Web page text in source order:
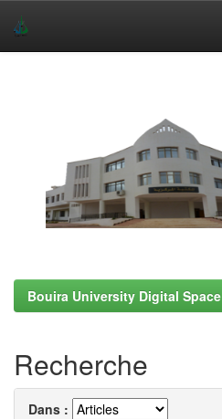
Bouira University Digital Space
Recherche
Dans :